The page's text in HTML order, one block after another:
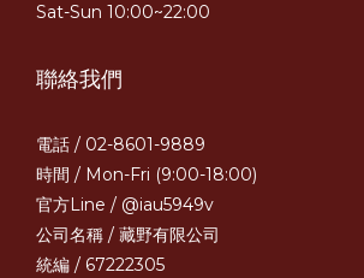
Sat-Sun 10:00~22:00
聯絡我們
電話 / 02-8601-9889
時間 / Mon-Fri (9:00-18:00)
官方Line / @iau5949v
公司名稱 / 藏野有限公司
統編 / 67222305